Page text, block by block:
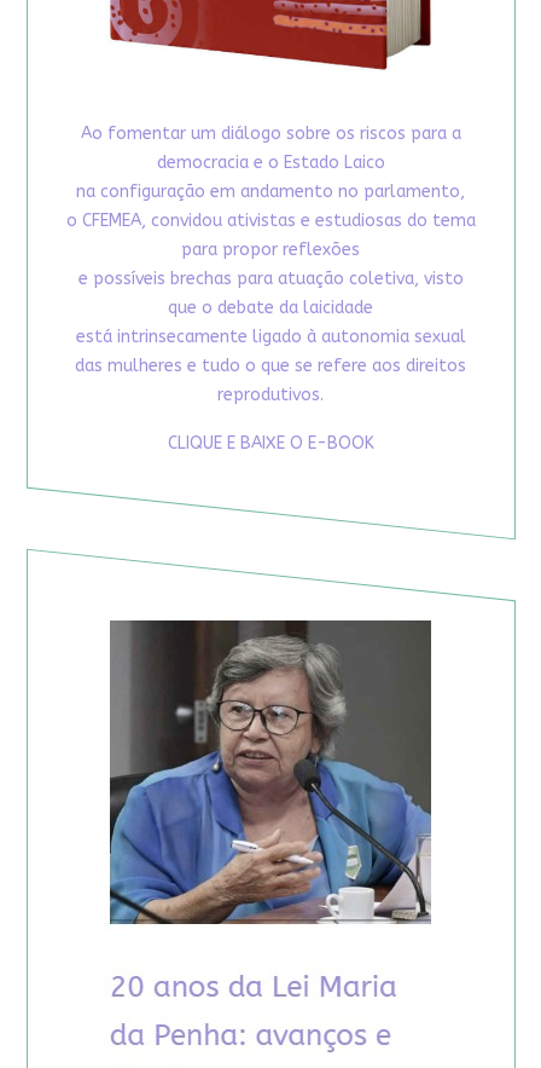
Ao fomentar um diálogo sobre os riscos para a
democracia e o Estado Laico
na configuração em andamento no parlamento,
o CFEMEA, convidou ativistas e estudiosas do tema
para propor reflexões
e possíveis brechas para atuação coletiva, visto
que o debate da laicidade
está intrinsecamente ligado à autonomia sexual
das mulheres e tudo o que se refere aos direitos
reprodutivos.
CLIQUE E BAIXE O E-BOOK